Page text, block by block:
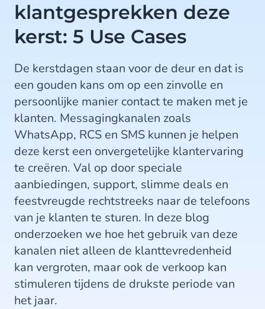
klantgesprekken deze
kerst: 5 Use Cases
De kerstdagen staan voor de deur en dat is
een gouden kans om op een zinvolle en
persoonlijke manier contact te maken met je
klanten. Messagingkanalen zoals
WhatsApp, RCS en SMS kunnen je helpen
deze kerst een onvergetelijke klantervaring
te creëren. Val op door speciale
aanbiedingen, support, slimme deals en
feestvreugde rechtstreeks naar de telefoons
van je klanten te sturen. In deze blog
onderzoeken we hoe het gebruik van deze
kanalen niet alleen de klanttevredenheid
kan vergroten, maar ook de verkoop kan
stimuleren tijdens de drukste periode van
het jaar.